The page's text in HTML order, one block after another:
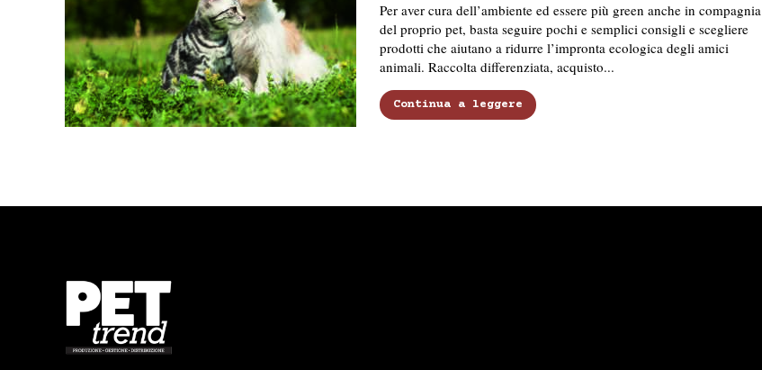
Per aver cura dell’ambiente ed essere più green anche in compagnia
del proprio pet, basta seguire pochi e semplici consigli e scegliere
prodotti che aiutano a ridurre l’impronta ecologica degli amici
animali. Raccolta differenziata, acquisto...
Continua a leggere